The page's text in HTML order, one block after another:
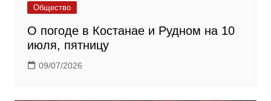
Общество
О погоде в Костанае и Рудном на 10
июля, пятницу
09/07/2026